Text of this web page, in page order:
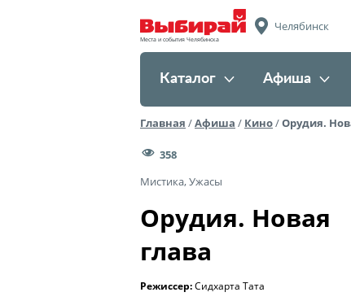
Места и события Челябинска
Челябинск
Каталог Афиша
Главная /Афиша / Кино/Орудия.
358
Мистика, Ужасы
Орудия. Новая
глава
Режиссер:Сидхарта Тата